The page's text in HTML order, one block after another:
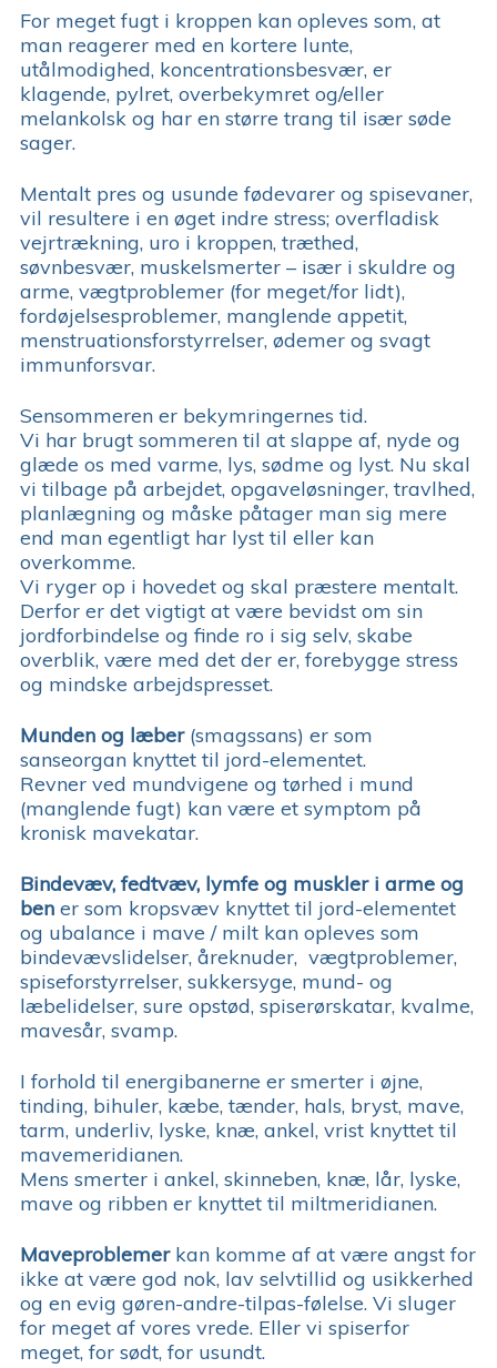
For meget fugt i kroppen kan opleves som, at
man reagerer med en kortere lunte,
utålmodighed, koncentrationsbesvær, er
klagende, pylret, overbekymret og/eller
melankolsk og har en større trang til især søde
sager.
Mentalt pres og usunde fødevarer og spisevaner,
vil resultere i en øget indre stress; overfladisk
vejrtrækning, uro i kroppen, træthed,
søvnbesvær, muskelsmerter – især i skuldre og
arme, vægtproblemer (for meget/for lidt),
fordøjelsesproblemer, manglende appetit,
menstruationsforstyrrelser, ødemer og svagt
immunforsvar.
Sensommeren er bekymringernes tid.
Vi har brugt sommeren til at slappe af, nyde og
glæde os med varme, lys, sødme og lyst. Nu skal
vi tilbage på arbejdet, opgaveløsninger, travlhed,
planlægning og måske påtager man sig mere
end man egentligt har lyst til eller kan
overkomme.
Vi ryger op i hovedet og skal præstere mentalt.
Derfor er det vigtigt at være bevidst om sin
jordforbindelse og finde ro i sig selv, skabe
overblik, være med det der er, forebygge stress
og mindske arbejdspresset.
Munden og læber(smagssans) er som
sanseorgan knyttet til jord-elementet.
Revner ved mundvigene og tørhed i mund
(manglende fugt) kan være et symptom på
kronisk mavekatar.
Bindevæv, fedtvæv, lymfe og muskler i arme og
ben er som kropsvæv knyttet til jord-elementet
og ubalance i mave / milt kan opleves som
bindevævslidelser, åreknuder, vægtproblemer,
spiseforstyrrelser, sukkersyge, mund- og
læbelidelser, sure opstød, spiserørskatar, kvalme,
mavesår, svamp.
I forhold til energibanerne er smerter i øjne,
tinding, bihuler, kæbe, tænder, hals, bryst, mave,
tarm, underliv, lyske, knæ, ankel, vrist knyttet til
mavemeridianen.
Mens smerter i ankel, skinneben, knæ, lår, lyske,
mave og ribben er knyttet til miltmeridianen.
Maveproblemerkan komme af at være angst for
ikke at være god nok, lav selvtillid og usikkerhed
og en evig gøren-andre-tilpas-følelse. Vi sluger
for meget af vores vrede. Eller vi spiserfor
meget, for sødt, for usundt.